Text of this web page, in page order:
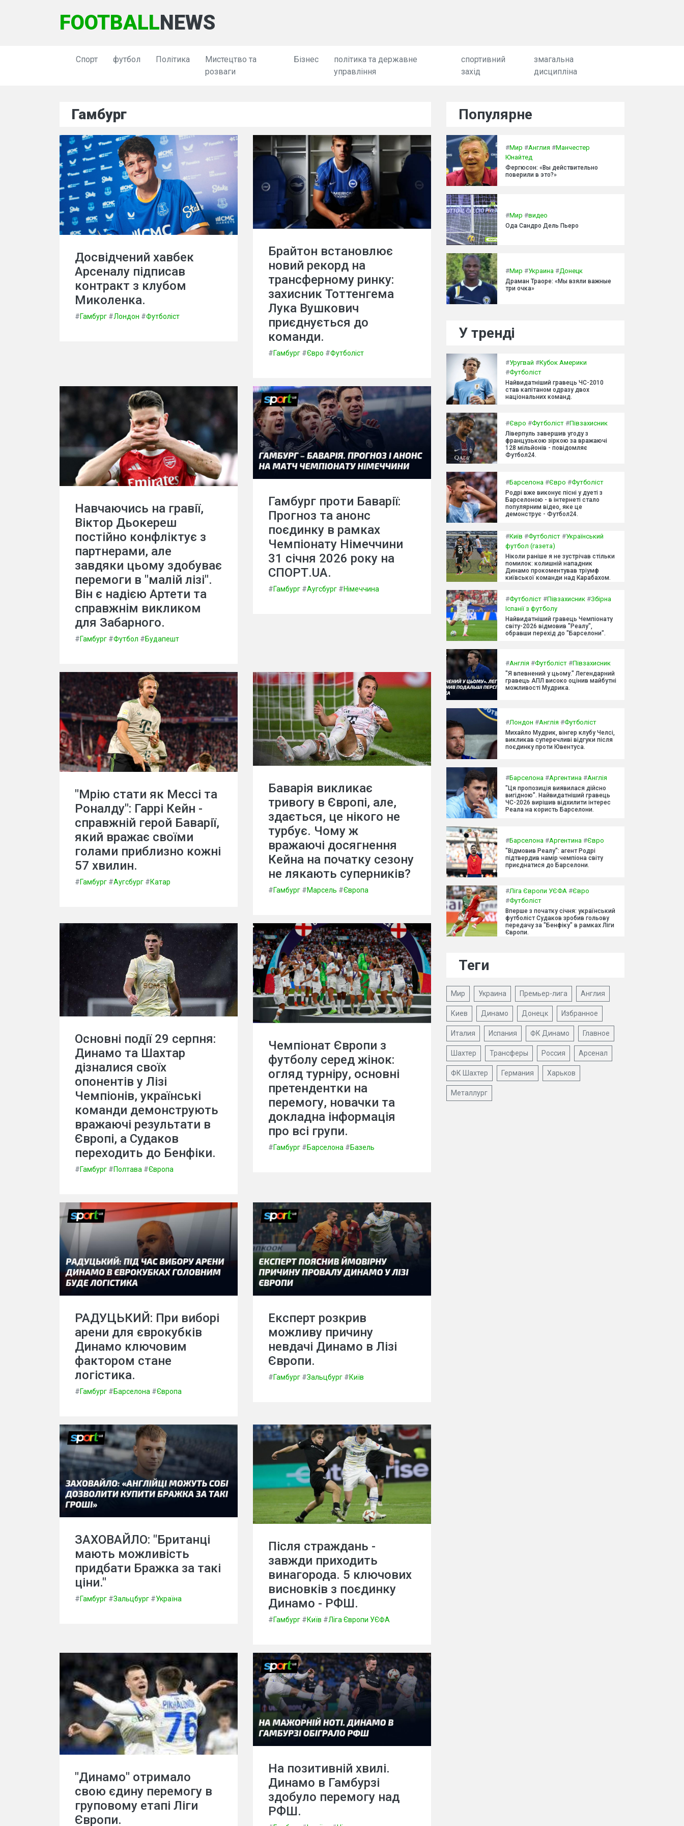
FOOTBALLNEWS
Спорт футбол Політика
Мистецтво та
розваги
Бізнес
політика та державне
управління
спортивний
захід
змагальна
дисципліна
Гамбург
Досвідчений хавбек
Арсеналу підписав
контракт з клубом
Миколенка.
#Гамбург #Лондон #Футболіст
Брайтон встановлює
новий рекорд на
трансферному ринку:
захисник Тоттенгема
Лука Вушкович
приєднується до
команди.
#Гамбург #Євро #Футболіст
Навчаючись на гравії,
Віктор Дьокереш
постійно конфліктує з
партнерами, але
завдяки цьому здобуває
перемоги в "малій лізі".
Він є надією Артети та
справжнім викликом
для Забарного.
#Гамбург #Футбол #Будапешт
Гамбург проти Баварії:
Прогноз та анонс
поєдинку в рамках
Чемпіонату Німеччини
31 січня 2026 року на
СПОРТ.UA.
#Гамбург #Аугсбург #Німеччина
"Мрію стати як Мессі та
Роналду": Гаррі Кейн -
справжній герой Баварії,
який вражає своїми
голами приблизно кожні
57 хвилин.
#Гамбург #Аугсбург #Катар
Баварія викликає
тривогу в Європі, але,
здається, це нікого не
турбує. Чому ж
вражаючі досягнення
Кейна на початку сезону
не лякають суперників?
#Гамбург #Марсель #Європа
Основні події 29 серпня:
Динамо та Шахтар
дізналися своїх
опонентів у Лізі
Чемпіонів, українські
команди демонструють
вражаючі результати в
Європі, а Судаков
переходить до Бенфіки.
#Гамбург #Полтава #Європа
Чемпіонат Європи з
футболу серед жінок:
огляд турніру, основні
претендентки на
перемогу, новачки та
докладна інформація
про всі групи.
#Гамбург #Барселона #Базель
РАДУЦЬКИЙ: При виборі
арени для єврокубків
Динамо ключовим
фактором стане
логістика.
#Гамбург #Барселона #Європа
Експерт розкрив
можливу причину
невдачі Динамо в Лізі
Європи.
#Гамбург #Зальцбург #Київ
ЗАХОВАЙЛО: "Британці
мають можливість
придбати Бражка за такі
ціни."
#Гамбург #Зальцбург #Україна
Після страждань -
завжди приходить
винагорода. 5 ключових
висновків з поєдинку
Динамо - РФШ.
#Гамбург #Київ #Ліга Європи УЄФА
"Динамо" отримало
свою єдину перемогу в
груповому етапі Ліги
Європи.
На позитивній хвилі.
Динамо в Гамбурзі
здобуло перемогу над
РФШ.
Популярне
#Мир #Англия #Манчестер
Юнайтед
Фергюсон: «Вы действительно
поверили в это?»
#Мир #видео
Ода Сандро Дель Пьеро
#Мир #Украина #Донецк
Драман Траоре: «Мы взяли важные
три очка»
У тренді
#Уругвай #Кубок Америки
#Футболіст
Найвидатніший гравець ЧС-2010
став капітаном одразу двох
національних команд.
#Євро #Футболіст #Півзахисник
Ліверпуль завершив угоду з
французькою зіркою за вражаючі
128 мільйонів - повідомляє
Футбол24.
#Барселона #Євро #Футболіст
Родрі вже виконує пісні у дуеті з
Барселоною - в інтернеті стало
популярним відео, яке це
демонструє - Футбол24.
#Київ #Футболіст #Український
футбол (газета)
Ніколи раніше я не зустрічав стільки
помилок: колишній нападник
Динамо прокоментував тріумф
київської команди над Карабахом.
#Футболіст #Півзахисник #Збірна
Іспанії з футболу
Найвидатніший гравець Чемпіонату
світу-2026 відмовив "Реалу",
обравши перехід до "Барселони".
#Англія #Футболіст #Півзахисник
"Я впевнений у цьому." Легендарний
гравець АПЛ високо оцінив майбутні
можливості Мудрика.
#Лондон #Англія #Футболіст
Михайло Мудрик, вінгер клубу Челсі,
викликав суперечливі відгуки після
поєдинку проти Ювентуса.
#Барселона #Аргентина #Англія
"Ця пропозиція виявилася дійсно
вигідною". Найвидатніший гравець
ЧС-2026 вирішив відхилити інтерес
Реала на користь Барселони.
#Барселона #Аргентина #Євро
"Відмовив Реалу": агент Родрі
підтвердив намір чемпіона світу
приєднатися до Барселони.
#Ліга Європи УЄФА #Євро
#Футболіст
Вперше з початку січня: український
футболіст Судаков зробив гольову
передачу за "Бенфіку" в рамках Ліги
Європи.
Теги
Мир Украина Премьер-лига Англия
Киев Динамо Донецк Избранное
Италия Испания ФК Динамо Главное
Шахтер Трансферы Россия Арсенал
ФК Шахтер Германия Харьков
Металлург